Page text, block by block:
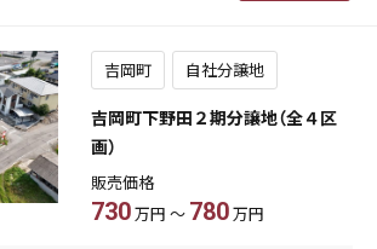
吉岡町 自社分譲地
吉岡町下野田２期分譲地（全４区
画）
販売価格
730万円 ～ 780万円